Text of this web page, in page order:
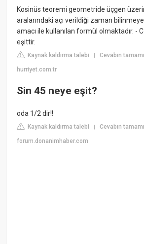
Kosinüs teoremi geometride üçgen
aralarındaki açı verildiği zaman
amacı ile kullanılan formül olmaktadır. -
eşittir.
Kaynak kaldırma talebi |Cevabın
hurriyet.com.tr
Sin 45 neye eşit?
oda 1/2 dir!!
Kaynak kaldırma talebi |Cevabın
forum.donanimhaber.com